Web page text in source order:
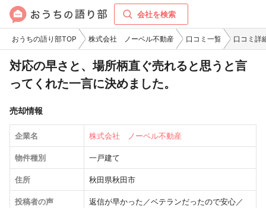
会社を検索
おうちの語り部TOP 株式会社 ノーベル不動産 口コミ一覧 口コミ詳
対応の早さと、場所柄直ぐ売れると思うと言
ってくれた一言に決めました。
売却情報
企業名 株式会社 ノーベル不動産
物件種別 一戸建て
住所 秋田県秋田市
投稿者の声
返信が早かった／ベテランだったので安心／